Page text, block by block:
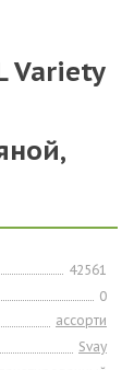
Variety
42561
0
ассорти
Svay